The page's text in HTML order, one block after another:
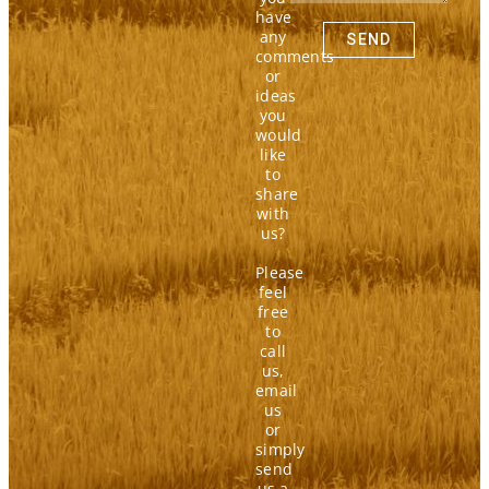
have
any
comments
or
ideas
you
would
like
to
share
with
us?
Please
feel
free
to
call
us,
email
us
or
simply
send
SEND